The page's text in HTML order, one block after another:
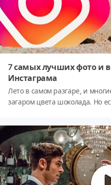
7 самых лучших фото и
Инстаграма
Лето в самом разгаре, и
загаром цвета шоколада. Но
открывайте нашу
хорошее настроение вам